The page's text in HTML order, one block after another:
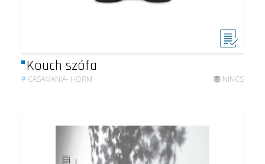
Kouch szófa
# CASAMANIA- HORM NINCS